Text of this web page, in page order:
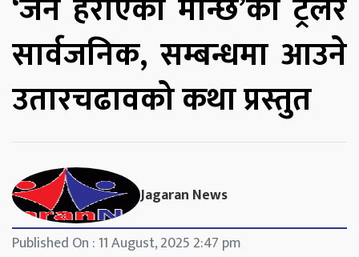
‘जनै हराएको मान्छे’को ट्रेलर
सार्वजनिक, सम्बन्धमा आउने
उतारचढावको कथा प्रस्तुत
Jagaran News
Published On : 11 August, 2025 2:47 pm